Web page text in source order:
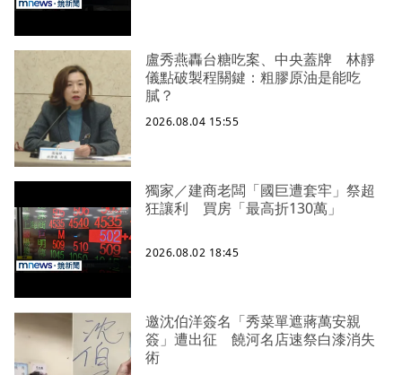
盧秀燕轟台糖吃案、中央蓋牌 林靜
儀點破製程關鍵：粗膠原油是能吃
膩？
2026.08.04 15:55
獨家／建商老闆「國巨遭套牢」祭超
狂讓利 買房「最高折130萬」
2026.08.02 18:45
邀沈伯洋簽名「秀菜單遮蔣萬安親
簽」遭出征 饒河名店速祭白漆消失
術